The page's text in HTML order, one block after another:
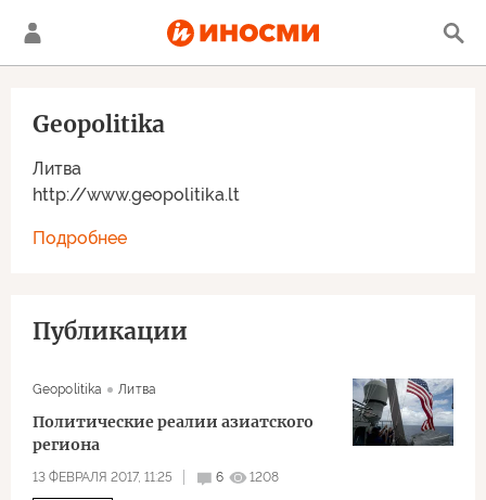
Литва
http://www.geopolitika.lt
Geopolitika
Подробнее
Публикации
Geopolitika Литва
Политические реалии азиатского
региона
13 ФЕВРАЛЯ 2017, 11:25 6 1208